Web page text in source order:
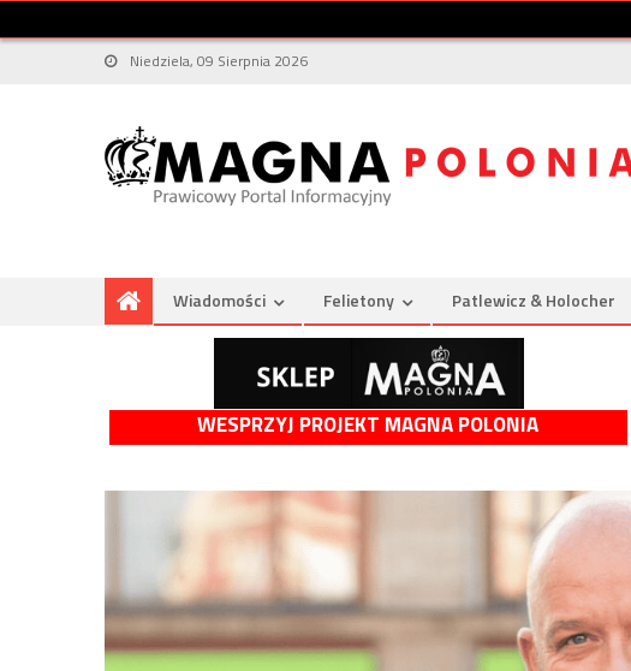
Niedziela, 09 Sierpnia 2026
Wiadomości Felietony Patlewicz & Holocher
WESPRZYJ PROJEKT MAGNA POLONIA